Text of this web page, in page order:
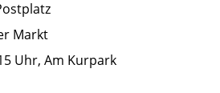
Markt
Uhr, Am Kurpark